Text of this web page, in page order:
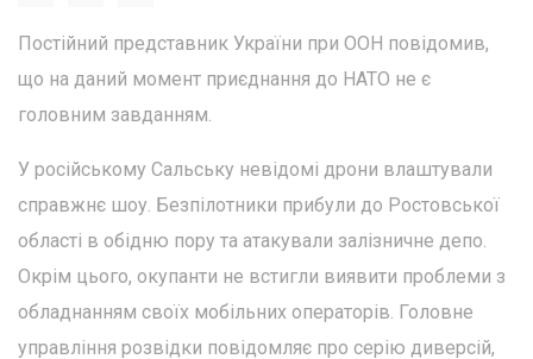
Постійний представник України при ООН повідомив,
що на даний момент приєднання до НАТО не є
головним завданням.
У російському Сальську невідомі дрони влаштували
справжнє шоу. Безпілотники прибули до Ростовської
області в обідню пору та атакували залізничне депо.
Окрім цього, окупанти не встигли виявити проблеми з
обладнанням своїх мобільних операторів. Головне
управління розвідки повідомляє про серію диверсій,